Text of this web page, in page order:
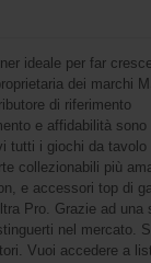
ideale per far
dei marchi
di riferimento
e affidabilità sono
tutti i giochi da tavolo
collezionabili più
e accessori top di
Pro. Grazie ad una
nel mercato.
Vuoi accedere a